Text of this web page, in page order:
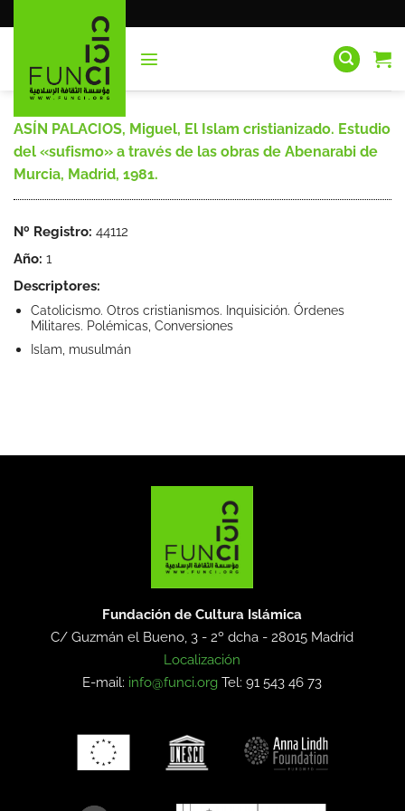
al
ASÍN PALACIOS, Miguel, El Islam cristianizado. Estudio
del «sufismo» a través de las obras de Abenarabi de
Murcia, Madrid, 1981.
Nº Registro: 44112
Año: 1
Descriptores:
Catolicismo. Otros cristianismos. Inquisición. Órdenes
Militares. Polémicas, Conversiones
Islam, musulmán
Fundación de Cultura Islámica
C/ Guzmán el Bueno, 3 - 2º dcha -28015 Madrid
Localización
E-mail: info@funci.org Tel: 91 543 46 73